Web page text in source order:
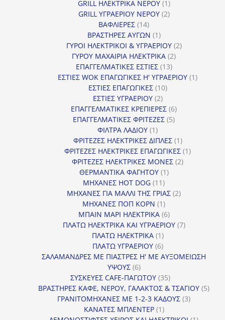
προϊόντα
GRILL ΗΛΕΚΤΡΙΚΑ ΝΕΡΟΥ 11
προϊόν
GRILL ΥΓΡΑΕΡΙΟΥ ΝΕΡΟΥ 22
ΒΑΦΛΙΕΡΕΣ 1414
προϊόντα
ΒΡΑΣΤΗΡΕΣ ΑΥΓΩΝ 11
προϊόν
ΓΥΡΟΙ ΗΛΕΚΤΡΙΚΟΙ & ΥΓΡΑΕΡΙΟΥ 22
ΓΥΡΟΥ ΜΑΧΑΙΡΙΑ ΗΛΕΚΤΡΙΚΑ 22
ΕΠΑΓΓΕΛΜΑΤΙΚΕΣ ΕΣΤΙΕΣ 1313
προϊόντα
ΕΣΤΙΕΣ WOK ΕΠΑΓΩΓΙΚΕΣ Η' ΥΓΡΑΕΡΙΟΥ 11
ΕΣΤΙΕΣ ΕΠΑΓΩΓΙΚΕΣ 1010
ΕΣΤΙΕΣ ΥΓΡΑΕΡΙΟΥ 22
προϊόντα
ΕΠΑΓΓΕΛΜΑΤΙΚΕΣ ΚΡΕΠΙΕΡΕΣ 66
προϊόντα
ΕΠΑΓΓΕΛΜΑΤΙΚΕΣ ΦΡΙΤΕΖΕΣ 55
ΦΙΛΤΡΑ ΛΑΔΙΟΥ 11
προϊόν
ΦΡΙΤΕΖΕΣ ΗΛΕΚΤΡΙΚΕΣ ΔΙΠΛΕΣ 11
προϊόν
ΦΡΙΤΕΖΕΣ ΗΛΕΚΤΡΙΚΕΣ ΕΠΑΓΩΓΙΚΕΣ 11
ΦΡΙΤΕΖΕΣ ΗΛΕΚΤΡΙΚΕΣ ΜΟΝΕΣ 22
ΘΕΡΜΑΝΤΙΚΑ ΦΑΓΗΤΟΥ 11
ΜΗΧΑΝΕΣ HOT DOG 1111
προϊόντα
ΜΗΧΑΝΕΣ ΓΙΑ ΜΑΛΛΙ ΤΗΣ ΓΡΙΑΣ 22
ΜΗΧΑΝΕΣ ΠΟΠ ΚΟΡΝ 11
προϊόν
ΜΠΑΙΝ ΜΑΡΙ ΗΛΕΚΤΡΙΚΑ 66
προϊόντα
ΠΛΑΤΩ ΗΛΕΚΤΡΙΚΑ ΚΑΙ ΥΓΡΑΕΡΙΟΥ 77
ΠΛΑΤΩ ΗΛΕΚΤΡΙΚΑ 11
προϊόν
ΠΛΑΤΩ ΥΓΡΑΕΡΙΟΥ 66
προϊόντα
ΣΑΛΑΜΑΝΔΡΕΣ ΜΕ ΠΙΑΣΤΡΕΣ Η' ΜΕ ΑΥΞΟΜΕΙΩΣΗ
ΥΨΟΥΣ 66
προϊόντα
ΣΥΣΚΕΥΕΣ CAFE-ΠΑΓΩΤΟΥ 3535
προϊόντα
ΒΡΑΣΤΗΡΕΣ ΚΑΦΕ, ΝΕΡΟΥ, ΓΑΛΑΚΤΟΣ & ΤΣΑΓΙΟΥ 55
ΓΡΑΝΙΤΟΜΗΧΑΝΕΣ ΜΕ 1-2-3 ΚΑΔΟΥΣ 33
ΚΑΝΑΤΕΣ ΜΠΛΕΝΤΕΡ 11